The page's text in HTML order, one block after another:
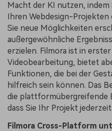
Macht der KI nutzen, indem
Ihren Webdesign-
Sie neue Möglichkeiten
außergewöhnliche
erzielen. Filmora ist in
Videobearbeitung, bietet
Funktionen, die bei der
hilfreich sein können. Das
die plattformübergreifende
dass Sie Ihr Projekt
Filmora Cross-Platform